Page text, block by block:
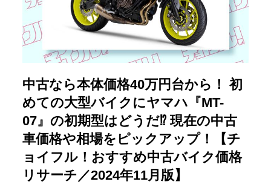
中古なら本体価格40万円台から！ 初
めての大型バイクにヤマハ『MT-
07』の初期型はどうだ⁉ 現在の中古
車価格や相場をピックアップ！【チ
ョイフル！おすすめ中古バイク価格
リサーチ／2024年11月版】